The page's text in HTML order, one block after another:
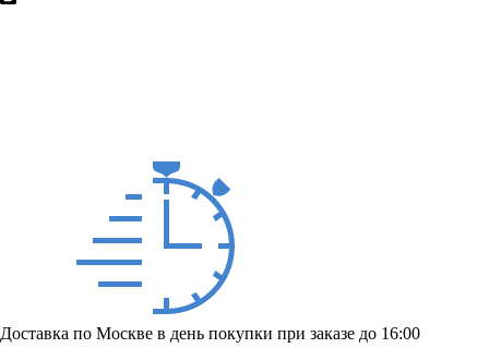
Доставка по Москве в день покупки при заказе до 16:00